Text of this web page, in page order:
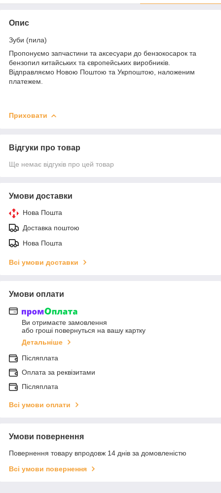
Опис
Зуби (пила)
Пропонуємо запчастини та аксесуари до бензокосарок та
бензопил китайських та європейських виробників.
Відправляємо Новою Поштою та Укрпоштою, наложеним
платежем.
Приховати
Відгуки про товар
Ще немає відгуків про цей товар
Умови доставки
Нова Пошта
Доставка поштою
Нова Пошта
Всі умови доставки
Умови оплати
Ви отримаєте замовлення
або гроші повернуться на вашу картку
Детальніше
Післяплата
Оплата за реквізитами
Післяплата
Всі умови оплати
Умови повернення
Повернення товару впродовж 14 днів за домовленістю
Всі умови повернення